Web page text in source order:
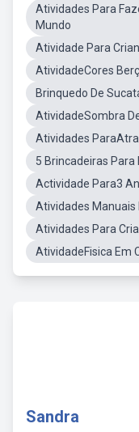
Atividades Para
Mundo
Atividade Para
AtividadeCores
Brinquedo De
AtividadeSombra
Atividades
5 Brincadeiras Para
Actividade Para3
Atividades Manuais
Atividades Para
AtividadeFisica Em
Sandra